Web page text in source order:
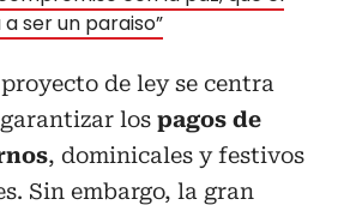
ser un paraiso”
de ley se centra
los pagos de
, dominicales y festivos
Sin embargo, la gran